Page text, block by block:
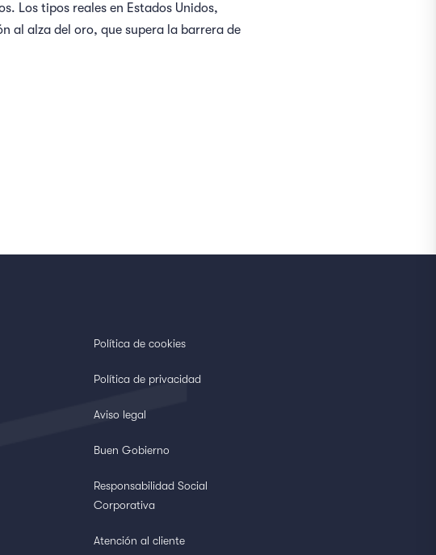
Los tipos reales en Estados Unidos,
al alza del oro, que supera la barrera de
Política de cookies
Política de privacidad
Aviso legal
Buen Gobierno
Responsabilidad Social
Corporativa
Atención al cliente